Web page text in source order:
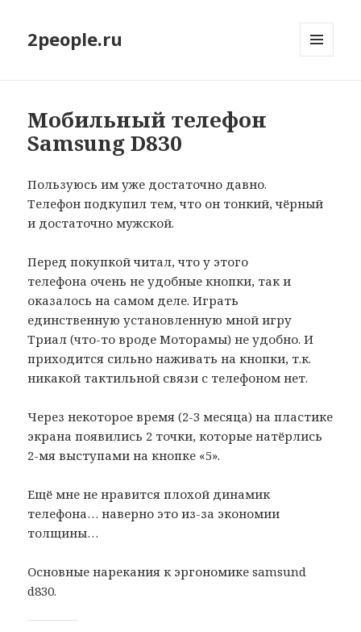
2people.ru
Мобильный телефон
Samsung D830
Пользуюсь им уже достаточно давно.
Телефон подкупил тем, что он тонкий, чёрный
и достаточно мужской.
Перед покупкой читал, что у этого
телефона очень не удобные кнопки, так и
оказалось на самом деле. Играть
единственную установленную мной игру
Триал (что-то вроде Моторамы) не удобно. И
приходится сильно наживать на кнопки, т.к.
никакой тактильной связи с телефоном нет.
Через некоторое время (2-3 месяца) на пластике
экрана появились 2 точки, которые натёрлись
2-мя выступами на кнопке «5».
Ещё мне не нравится плохой динамик
телефона… наверно это из-за экономии
толщины…
Основные нарекания к эргономике samsund
d830.